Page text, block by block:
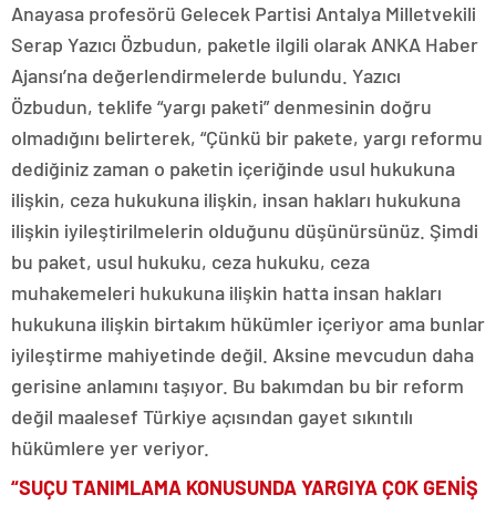
Anayasa profesörü Gelecek Partisi Antalya Milletvekili
Serap Yazıcı Özbudun, paketle ilgili olarak ANKA Haber
Ajansı’na değerlendirmelerde bulundu. Yazıcı
Özbudun, teklife “yargı paketi” denmesinin doğru
olmadığını belirterek, “Çünkü bir pakete, yargı reformu
dediğiniz zaman o paketin içeriğinde usul hukukuna
ilişkin, ceza hukukuna ilişkin, insan hakları hukukuna
ilişkin iyileştirilmelerin olduğunu düşünürsünüz. Şimdi
bu paket, usul hukuku, ceza hukuku, ceza
muhakemeleri hukukuna ilişkin hatta insan hakları
hukukuna ilişkin birtakım hükümler içeriyor ama bunlar
iyileştirme mahiyetinde değil. Aksine mevcudun daha
gerisine anlamını taşıyor. Bu bakımdan bu bir reform
değil maalesef Türkiye açısından gayet sıkıntılı
hükümlere yer veriyor.
“SUÇU TANIMLAMA KONUSUNDA YARGIYA ÇOK GENİŞ